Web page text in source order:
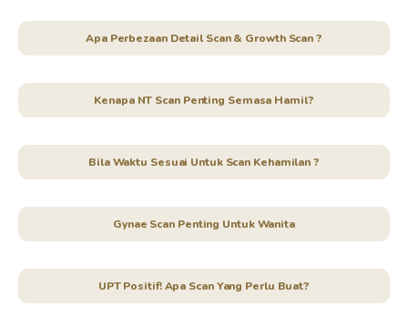
Apa Perbezaan Detail Scan & Growth Scan ?
Kenapa NT Scan Penting Semasa Hamil?
Bila Waktu Sesuai Untuk Scan Kehamilan ?
Gynae Scan Penting Untuk Wanita
UPT Positif! Apa Scan Yang Perlu Buat?